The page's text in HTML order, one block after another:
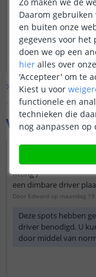
Bekijk alleklantfoto’s
Vraag &
Moet men bij de
LED spot met
fitting )
een dimbare driver
Door Edward op maandag
Deze spots hebben
driver benodigd. U
door middel van
Daarom
en buiten onze
gegevens voor
doen we op een
hier alles over
'Accepteer' om te
Kiest u voor
functionele en
technieken die
nog aanpassen op